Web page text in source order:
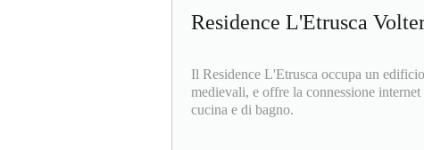
Residence L'Etrusca
Il Residence L'Etrusca occupa un
medievali, e offre la connessione
cucina e di bagno.